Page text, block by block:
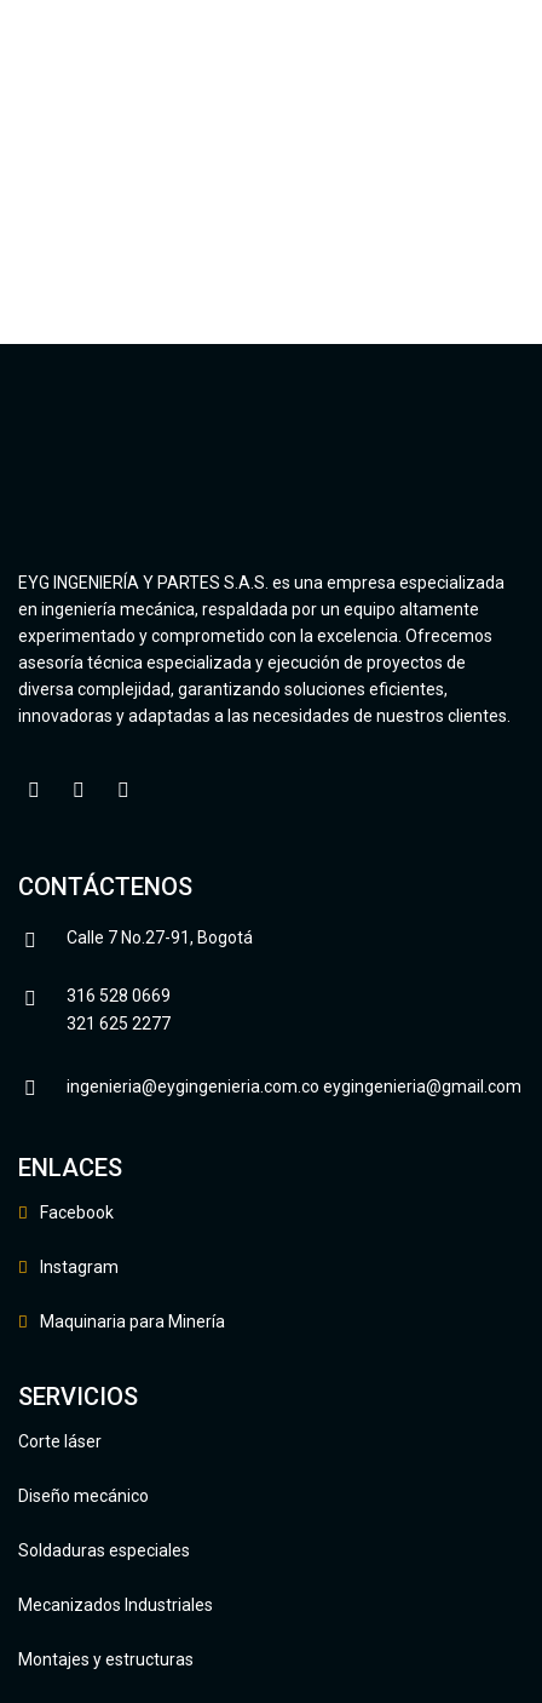
EYG INGENIERÍA Y PARTES S.A.S. es una empresa especializada
en ingeniería mecánica, respaldada por un equipo altamente
experimentado y comprometido con la excelencia. Ofrecemos
asesoría técnica especializada y ejecución de proyectos de
diversa complejidad, garantizando soluciones eficientes,
innovadoras y adaptadas a las necesidades de nuestros clientes.
CONTÁCTENOS
Calle 7 No.27-91, Bogotá
316 528 0669
321 625 2277
ingenieria@eygingenieria.com.co eygingenieria@gmail.com
ENLACES
Facebook
Instagram
Maquinaria para Minería
SERVICIOS
Corte láser
Diseño mecánico
Soldaduras especiales
Mecanizados Industriales
Montajes y estructuras